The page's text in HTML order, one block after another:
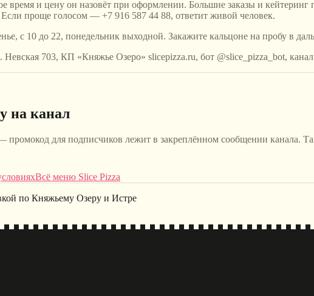
время и цену он назовёт при оформлении. Большие заказы и
Если проще голосом — +7 916 587 44 88, ответит живой человек.
с 10 до 22, понедельник выходной. Закажите кальцоне на пробу в
703, КП «Княжье Озеро» slicepizza.ru, бот @slice_pizza_bot,
на канал
промокод для подписчиков лежит в закреплённом сообщении
Всё меню Slice Pizza
по Княжьему Озеру и Истре